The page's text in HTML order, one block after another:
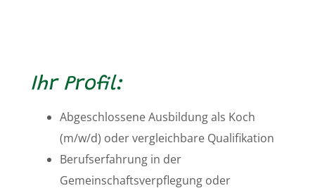
Ihr Profil:
Abgeschlossene Ausbildung als Koch
(m/w/d) oder vergleichbare Qualifikation
Berufserfahrung in der
Gemeinschaftsverpflegung oder